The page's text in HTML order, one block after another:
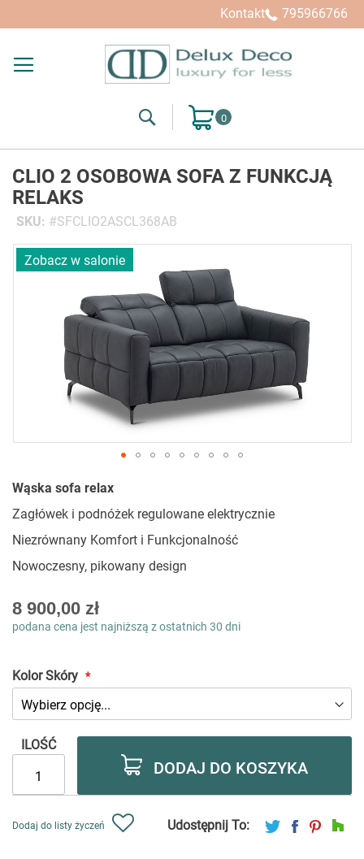
Kontakt 795966766
SearchMój koszyk
CLIO 2 OSOBOWA SOFA Z FUNKCJĄ
RELAKS
SKU
SFCLIO2ASCL368AB
Przejdź
na
na
początek
Zobacz w salonie
Wąska sofa relax
Zagłówek i podnóżek regulowane elektrycznie
Niezrównany Komfort i Funkcjonalność
Nowoczesny, pikowany design
As
low
8 900,00 zł
podana cena jest najniższą z ostatnich 30 dni
Kolor Skóry
ILOŚĆ
DODAJ DO KOSZYKA
Dodaj do listy życzeń Udostępnij To: